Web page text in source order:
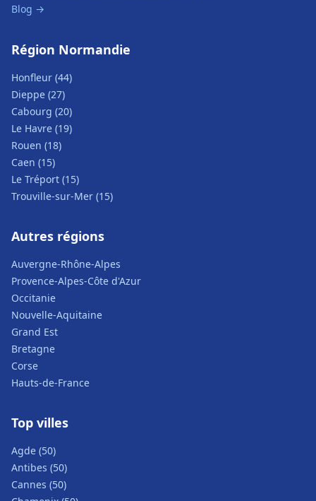
Blog →
Région Normandie
Honfleur (44)
Dieppe (27)
Cabourg (20)
Le Havre (19)
Rouen (18)
Caen (15)
Le Tréport (15)
Trouville-sur-Mer (15)
Autres régions
Auvergne-Rhône-Alpes
Provence-Alpes-Côte d'Azur
Occitanie
Nouvelle-Aquitaine
Grand Est
Bretagne
Corse
Hauts-de-France
Top villes
Agde (50)
Antibes (50)
Cannes (50)